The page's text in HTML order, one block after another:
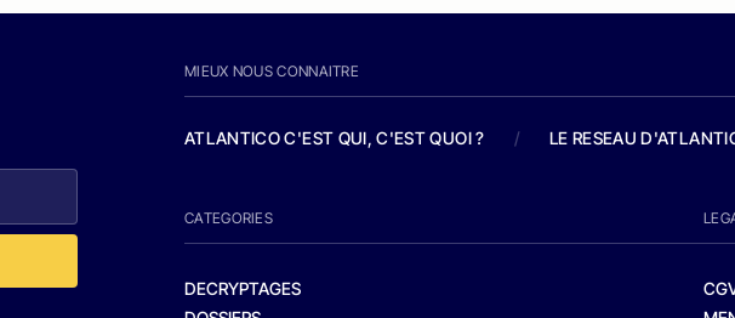
MIEUX NOUS CONNAITRE
ATLANTICO C'EST QUI, C'EST QUOI ? / LE RESEAU
CATEGORIES
DECRYPTAGES